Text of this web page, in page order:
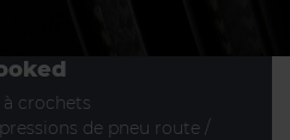
crochets
de pneu route /